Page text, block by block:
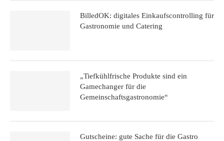
BilledOK: digitales Einkaufscontrolling für
Gastronomie und Catering
„Tiefkühlfrische Produkte sind ein
Gamechanger für die
Gemeinschaftsgastronomie“
Gutscheine: gute Sache für die Gastro